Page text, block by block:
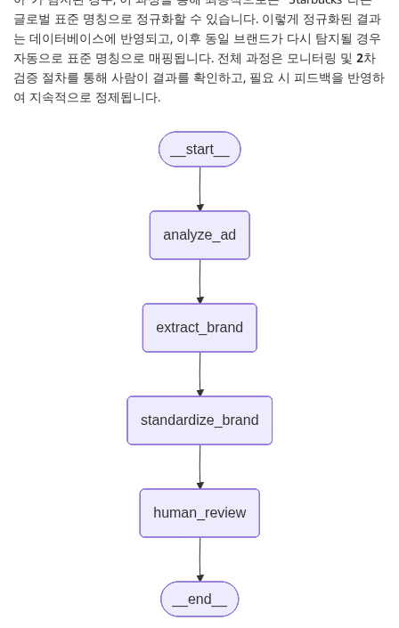
글로벌 표준 명칭으로 정규화할 수 있습니다. 이렇게 정규화된 결과
는 데이터베이스에 반영되고, 이후 동일 브랜드가 다시 탐지될 경우
자동으로 표준 명칭으로 매핑됩니다. 전체 과정은 모니터링 및 2차
검증 절차를 통해 사람이 결과를 확인하고, 필요 시 피드백을 반영하
여 지속적으로 정제됩니다.